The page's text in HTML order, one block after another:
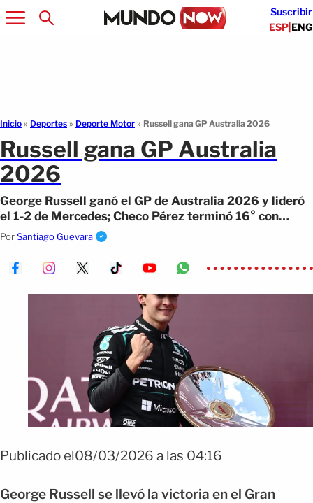
Suscribir
ESP|ENG
Inicio » Deportes » Deporte Motor » Russell gana GP Australia 2026
Russell gana GP Australia
2026
George Russell ganó el GP de Australia 2026 y lideró
el 1-2 de Mercedes; Checo Pérez terminó 16° con
Cadillac.
PorSantiago Guevara
Publicado el08/03/2026 a las 04:16
George Russell se llevó la victoria en el Gran